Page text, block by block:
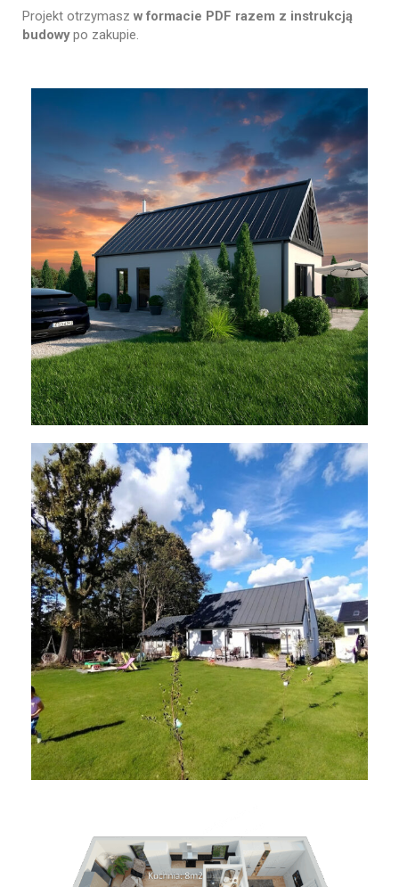
Projekt otrzymasz w formacie PDF razem z instrukcją
budowy po zakupie.